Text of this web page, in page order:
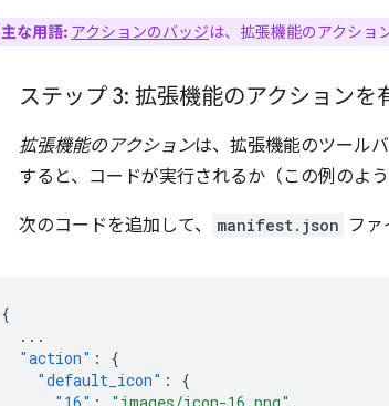
主な用語: アクションのバッジは、拡張機能のアクショ
ステップ 3: 拡張機能のアクションを
拡張機能のアクションは、拡張機能のツール
すると、コードが実行されるか（この例のよ
次のコードを追加して、 manifest.json ファ
{
...
"action" :
{
"default_icon" :
{